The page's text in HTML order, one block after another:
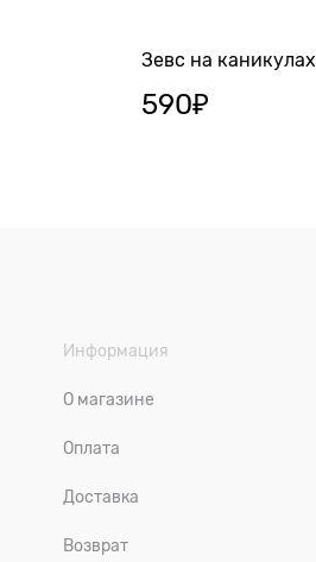
Зевс на каникулах
590₽
Информация
О магазине
Оплата
Доставка
Возврат